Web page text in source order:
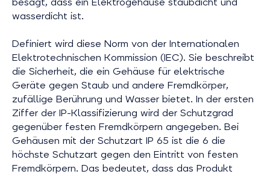
wasserdicht ist.
Definiert wird diese Norm von der Internationalen
Elektrotechnischen Kommission (IEC). Sie beschreibt
die Sicherheit, die ein Gehäuse für elektrische
Geräte gegen Staub und andere Fremdkörper,
zufällige Berührung und Wasser bietet. In der ersten
Ziffer der IP-Klassifizierung wird der Schutzgrad
gegenüber festen Fremdkörpern angegeben. Bei
Gehäusen mit der Schutzart IP 65 ist die 6 die
höchste Schutzart gegen den Eintritt von festen
Fremdkörpern. Das bedeutet, dass das Produkt